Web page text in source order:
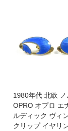
1980年代 北欧 ノ
OPRO オプロ エ
ルディック ヴィ
クリップ イヤリ